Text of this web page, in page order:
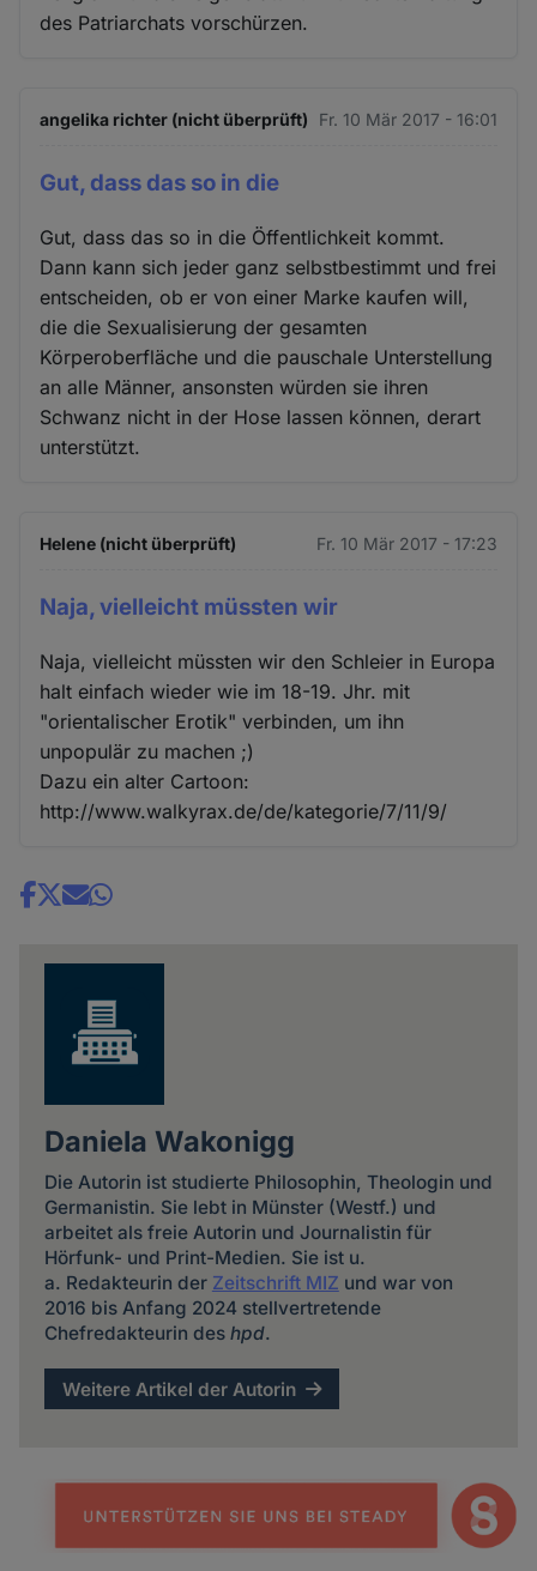
des Patriarchats vorschürzen.
angelika richter (nicht überprüft) Fr. 10 Mär 2017 - 16:01
Gut, dass das so in die
Gut, dass das so in die Öffentlichkeit kommt.
Dann kann sich jeder ganz selbstbestimmt und frei
entscheiden, ob er von einer Marke kaufen will,
die die Sexualisierung der gesamten
Körperoberfläche und die pauschale Unterstellung
an alle Männer, ansonsten würden sie ihren
Schwanz nicht in der Hose lassen können, derart
unterstützt.
Helene (nicht überprüft) Fr. 10 Mär 2017 - 17:23
Naja, vielleicht müssten wir
Naja, vielleicht müssten wir den Schleier in Europa
halt einfach wieder wie im 18-19. Jhr. mit
"orientalischer Erotik" verbinden, um ihn
unpopulär zu machen ;)
Dazu ein alter Cartoon:
http://www.walkyrax.de/de/kategorie/7/11/9/
Share
Daniela Wakonigg
Die Autorin ist studierte Philosophin, Theologin und
Germanistin. Sie lebt in Münster (Westf.) und
arbeitet als freie Autorin und Journalistin für
Hörfunk- und Print-Medien. Sie ist u.
a. Redakteurin der Zeitschrift MIZ und war von
2016 bis Anfang 2024 stellvertretende
Chefredakteurin des hpd.
Weitere Artikel der Autorin